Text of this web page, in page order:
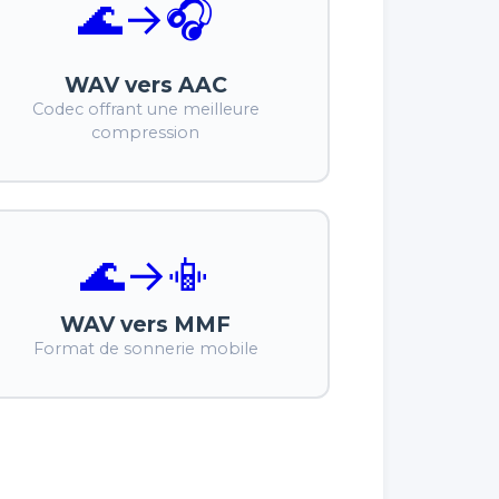
🌊→🎧
WAV vers AAC
Codec offrant une meilleure
compression
🌊→📳
WAV vers MMF
Format de sonnerie mobile